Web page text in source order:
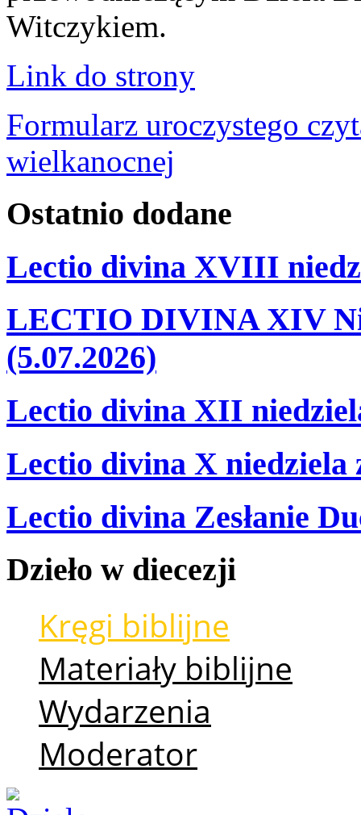
Witczykiem.
Link do strony
Formularz uroczystego
wielkanocnej
Ostatnio dodane
Lectio divina XVIII
LECTIO DIVINA XIV
(5.07.2026)
Lectio divina XII
Lectio divina X niedziela
Lectio divina Zesłanie
Dzieło w diecezji
Kręgi biblijne
Materiały biblijne
Wydarzenia
Moderator